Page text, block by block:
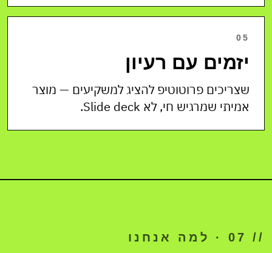
05
יזמים עם רעיון
שצריכים פרוטוטיפ להציג למשקיעים — מוצר
אמיתי שמרגיש חי, לא Slide deck.
// 07 · למה אנחנו